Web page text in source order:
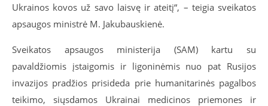
Ukrainos kovos už savo laisvę ir ateitį“, – teigia sveikatos
apsaugos ministrė M. Jakubauskienė.
Sveikatos apsaugos ministerija (SAM) kartu su
pavaldžiomis įstaigomis ir ligoninėmis nuo pat Rusijos
invazijos pradžios prisideda prie humanitarinės pagalbos
teikimo, siųsdamos Ukrainai medicinos priemones ir